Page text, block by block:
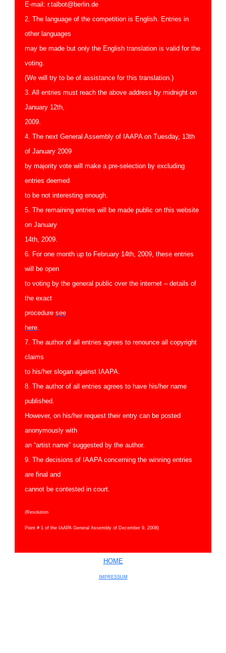
E-mail: r.talbot@berlin.de
2. The language of the competition is English. Entries in
other languages
may be made but only the English translation is valid for the
voting.
(We will try to be of assistance for this translation.)
3. All entries must reach the above address by midnight on
January 12th,
2009.
4. The next General Assembly of IAAPA on Tuesday, 13th
of January 2009
by majority vote will make a pre-selection by excluding
entries deemed
to be not interesting enough.
5. The remaining entries will be made public on this website
on January
14th, 2009.
6. For one month up to February 14th, 2009, these entries
will be open
to voting by the general public over the internet – details of
the exact
procedure see
here.
7. The author of all entries agrees to renounce all copyright
claims
to his/her slogan against IAAPA.
8. The author of all entries agrees to have his/her name
published.
However, on his/her request their entry can be posted
anonymously with
an “artist name” suggested by the author.
9. The decisions of IAAPA concerning the winning entries
are final and
cannot be contested in court.
(Resolution
Point # 1 of the IAAPA General Assembly of December 9, 2008)
HOME
IMPRESSUM